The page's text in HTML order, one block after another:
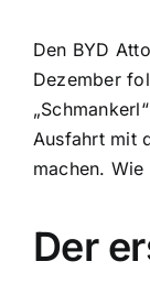
Den BYD
Dezember
Ausfahrt mit
machen.
Der